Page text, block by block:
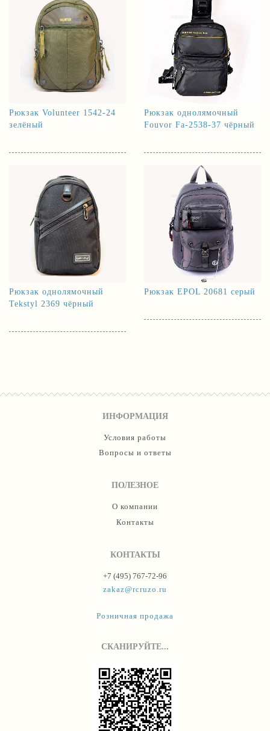
Рюкзак Volunteer 1542-24
зелёный
Рюкзак однолямочный
Fouvor Fa-2538-37 чёрный
Рюкзак однолямочный
Tekstyl 2369 чёрный
Рюкзак EPOL 20681 серый
ИНФОРМАЦИЯ
Условия работы
Вопросы и ответы
ПОЛЕЗНОЕ
О компании
Контакты
КОНТАКТЫ
+7 (495) 767-72-96
zakaz@rcruzo.ru
Розничная продажа
СКАНИРУЙТЕ...